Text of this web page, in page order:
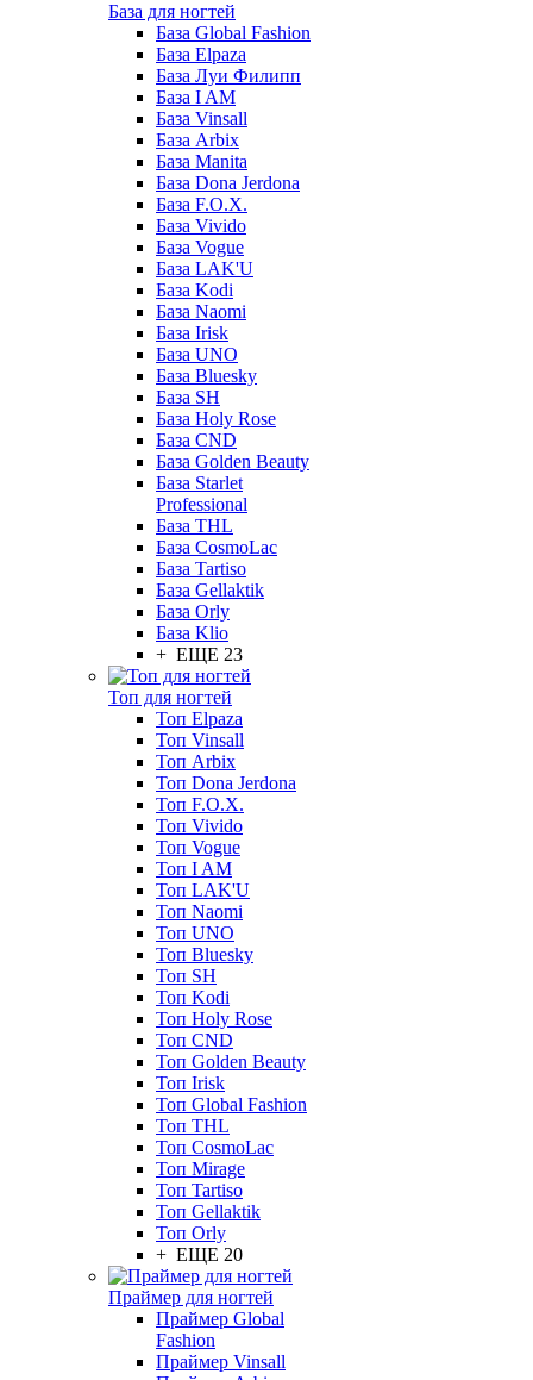
База для ногтей
База Global Fashion
База Elpaza
База Луи Филипп
База I AM
База Vinsall
База Arbix
База Manita
База Dona Jerdona
База F.O.X.
База Vivido
База Vogue
База LAK'U
База Kodi
База Naomi
База Irisk
База UNO
База Bluesky
База SH
База Holy Rose
База CND
База Golden Beauty
База Starlet
Professional
База THL
База CosmoLac
База Tartiso
База Gellaktik
База Orly
База Klio
+ ЕЩЕ 23
Топ для ногтей
Топ Elpaza
Топ Vinsall
Топ Arbix
Топ Dona Jerdona
Топ F.O.X.
Топ Vivido
Топ Vogue
Топ I AM
Топ LAK'U
Топ Naomi
Топ UNO
Топ Bluesky
Топ SH
Топ Kodi
Топ Holy Rose
Топ CND
Топ Golden Beauty
Топ Irisk
Топ Global Fashion
Топ THL
Топ CosmoLac
Топ Mirage
Топ Tartiso
Топ Gellaktik
Топ Orly
+ ЕЩЕ 20
Праймер для ногтей
Праймер Global
Fashion
Праймер Vinsall